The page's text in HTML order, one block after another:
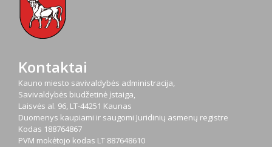
Kontaktai
Kauno miesto savivaldybės administracija,
Savivaldybės biudžetinė įstaiga,
Laisvės al. 96, LT-44251 Kaunas
Duomenys kaupiami ir saugomi Juridinių asmenų registre
Kodas 188764867
PVM mokėtojo kodas LT 887648610